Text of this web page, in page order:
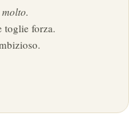
toglie forza.